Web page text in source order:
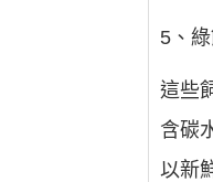
5、
這些
含碳
以新